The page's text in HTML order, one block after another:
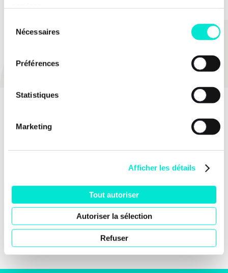
Nécessaires
Préférences
Statistiques
Marketing
Afficher les détails
Tout autoriser
Autoriser la sélection
Refuser